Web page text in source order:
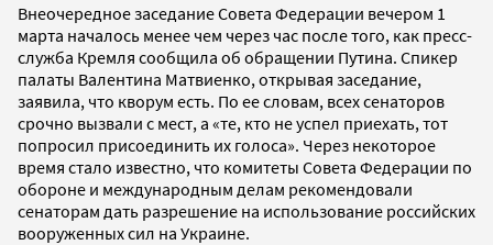
Внеочередное заседание Совета Федерации вечером 1
марта началось менее чем через час после того, как пресс-
служба Кремля сообщила об обращении Путина. Спикер
палаты Валентина Матвиенко, открывая заседание,
заявила, что кворум есть. По ее словам, всех сенаторов
срочно вызвали с мест, а «те, кто не успел приехать, тот
попросил присоединить их голоса». Через некоторое
время стало известно, что комитеты Совета Федерации по
обороне и международным делам рекомендовали
сенаторам дать разрешение на использование российских
вооруженных сил на Украине.